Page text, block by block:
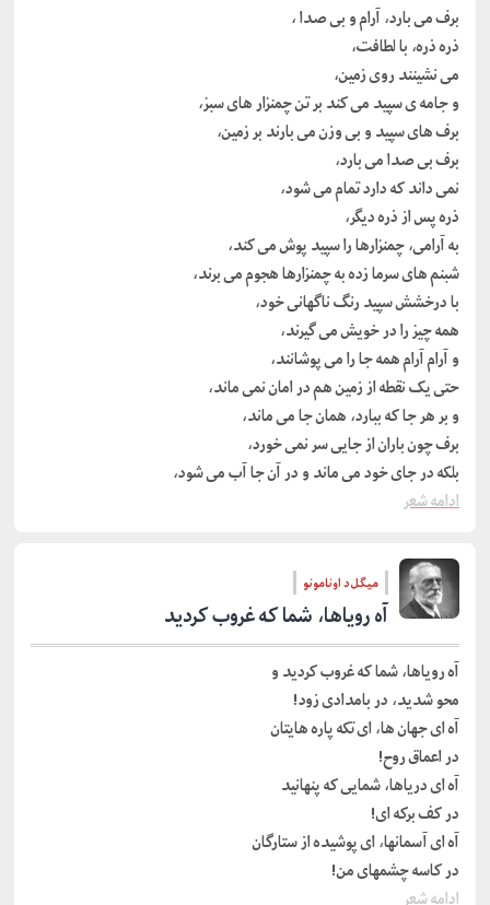
برف می بارد، آرام و بی صدا ،
ذره ذره، با لطافت،
می نشینند روی زمین،
و جامه ی سپید می کند بر تن چمنزار های سبز،
برف های سپید و بی وزن می بارند بر زمین،
برف بی صدا می بارد،
نمی داند که دارد تمام می شود،
ذره پس از ذره دیگر،
به آرامی، چمنزارها را سپید پوش می کند،
شبنم های سرما زده به چمنزارها هجوم می برند،
با درخشش سپید رنگ ناگهانی خود،
همه چیز را در خویش می گیرند،
و آرام آرام همه جا را می پوشانند،
حتی یک نقطه از زمین هم در امان نمی ماند،
و بر هر جا که ببارد، همان جا می ماند،
برف چون باران از جایی سر نمی خورد،
بلکه در جای خود می ماند و در آن جا آب می شود،
ادامه شعر
میگل د اونامونو
آه رویاها، شما که غروب کردید
آه رویاها، شما که غروب کردید و
محو شدید، در بامدادی زود!
آه ای جهان ها، ای تکه پاره هایتان
در اعماق روح!
آه ای دریاها، شمایی که پنهانید
در کف برکه ای!
آه ای آسمانها، ای پوشیده از ستارگان
در کاسه چشمهای من!